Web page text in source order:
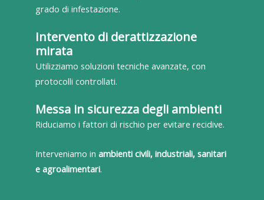
grado di infestazione.
Intervento di derattizzazione
mirata
Utilizziamo soluzioni tecniche avanzate, con
protocolli controllati.
Messa in sicurezza degli ambienti
Riduciamo i fattori di rischio per evitare recidive.
Interveniamo in ambienti civili, industriali, sanitari
e agroalimentari.